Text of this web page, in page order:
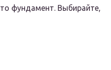
фундамент. Выбирайте,